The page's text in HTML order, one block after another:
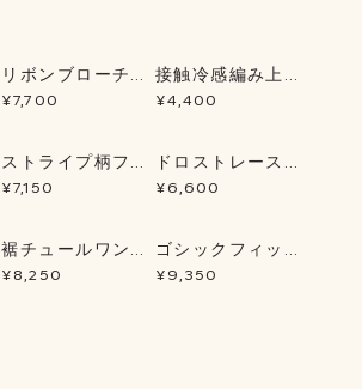
リボンブローチ薔
薇刺繍ＯＰ
¥7,700
接触冷感編み上げ
ニットＣＤ
¥4,400
ストライプ柄フー
ドシャツＯＰ
¥7,150
ドロストレースパ
ーカー
¥6,600
裾チュールワンピ
ース
¥8,250
ゴシックフィッシ
ュテールＳＫ
¥9,350